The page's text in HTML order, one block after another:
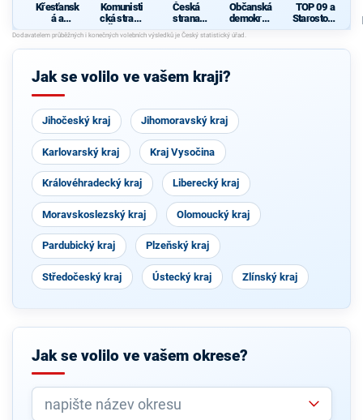
Křesťansk
á a
demokrati
cká unie -
Českoslov
strana
Komunisti
cká strana
Čech a
Moravy
Česká
strana
sociálně
demokrati
cká
Občanská
demokrati
cká strana
TOP 09 a
Starostové
pro
ský kraj
Jak se volilo ve vašem kraji?
Jihočeský kraj Jihomoravský kraj
Karlovarský kraj Kraj Vysočina
Královéhradecký kraj Liberecký kraj
Moravskoslezský kraj Olomoucký kraj
Pardubický kraj Plzeňský kraj
Středočeský kraj Ústecký kraj Zlínský kraj
Jak se volilo ve vašem okrese?